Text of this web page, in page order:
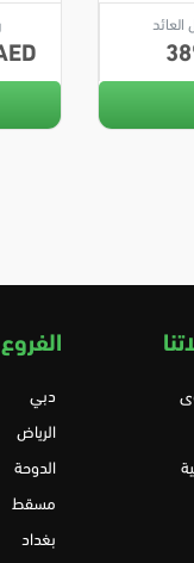
38
الفروع
دبي
الرياض
الدوحة
مسقط
بغداد